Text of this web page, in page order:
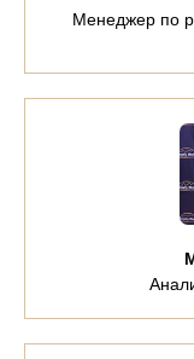
Менеджер по